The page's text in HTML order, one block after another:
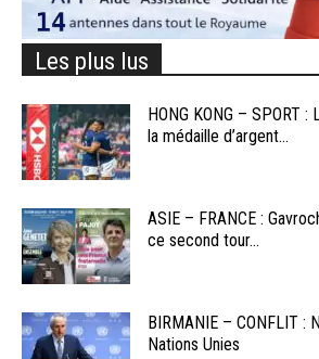
Les plus lus
HONG KONG – SPORT
la médaille d’argent...
ASIE – FRANCE :
ce second tour...
BIRMANIE – CONFLIT :
Nations Unies